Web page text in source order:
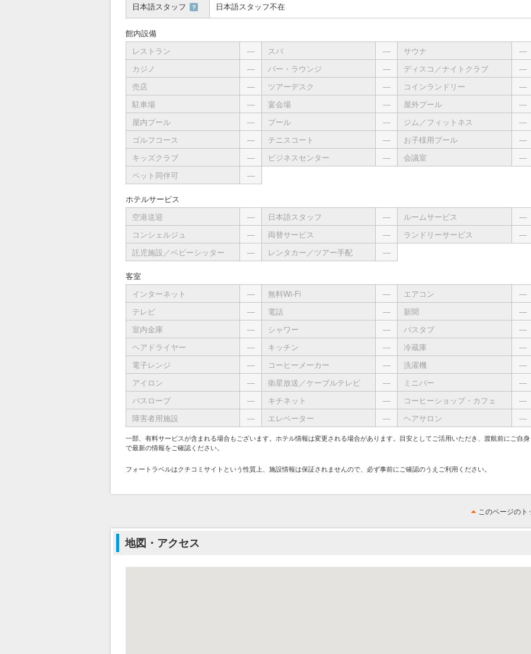
日本語スタッフ ？ 日本語スタッフ不在
館内設備
レストラン
― スパ ― サウナ
―
カジノ
― バー・ラウンジ ― ディスコ／ナイトクラブ
―
売店
― ツアーデスク ― コインランドリー
―
駐車場
― 宴会場 ― 屋外プール
―
屋内プール
― プール ― ジム／フィットネス
―
ゴルフコース
― テニスコート ― お子様用プール
―
キッズクラブ
― ビジネスセンター ― 会議室
―
ペット同伴可
―
ホテルサービス
空港送迎
― 日本語スタッフ ― ルームサービス
―
コンシェルジュ
― 両替サービス ― ランドリーサービス
―
託児施設／ベビーシッター
― レンタカー／ツアー手配 ―
客室
インターネット
― 無料Wi-Fi ― エアコン
―
テレビ
― 電話 ― 新聞
―
室内金庫
― シャワー ― バスタブ
―
ヘアドライヤー
― キッチン ― 冷蔵庫
―
電子レンジ
― コーヒーメーカー ― 洗濯機
―
アイロン
― 衛星放送／ケーブルテレビ ― ミニバー
―
バスローブ
― キチネット ― コーヒーショップ・カフェ
―
障害者用施設
― エレベーター ― ヘアサロン ―
一部、有料サービスが含まれる場合もございます。ホテル情報は変更される場合があります。目安としてご活用いただき、渡航前にご自身
で最新の情報をご確認ください。
フォートラベルはクチコミサイトという性質上、施設情報は保証されませんので、必ず事前にご確認のうえご利用ください。
このページのト
地図・アクセス